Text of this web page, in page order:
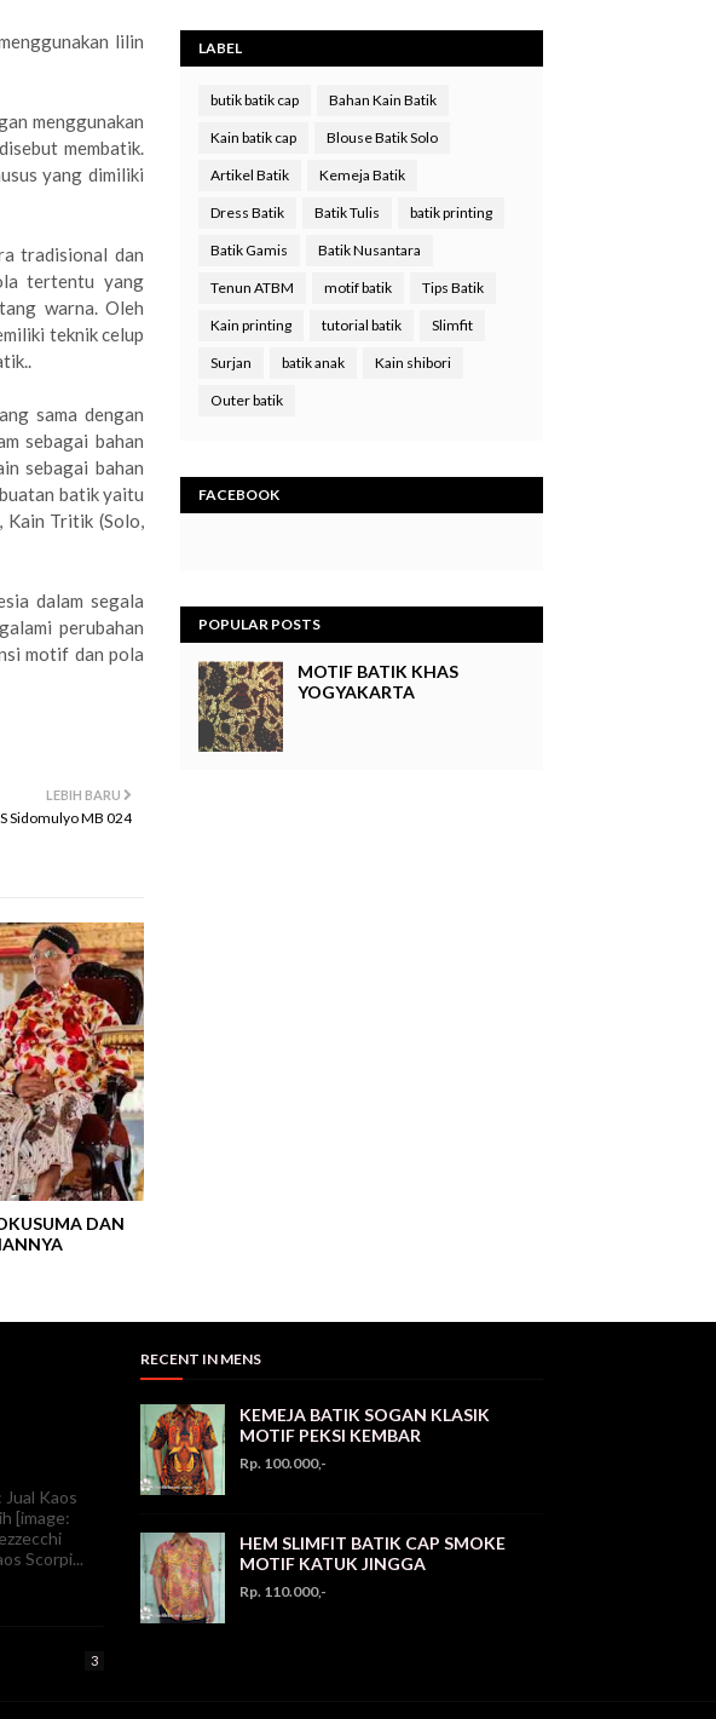
lilin
menggunakan
membatik.
yang dimiliki
tradisional dan
tertentu yang
warna. Oleh
teknik celup
sama dengan
sebagai bahan
sebagai bahan
batik yaitu
Kain Tritik (Solo,
dalam segala
perubahan
motif dan pola
LEBIH BARU
Sidomulyo MB 024
DAN
LABEL
butik batik cap Bahan Kain Batik
Kain batik cap Blouse Batik Solo
Artikel Batik Kemeja Batik
Dress Batik Batik Tulis batik printing
Batik Gamis Batik Nusantara
Tenun ATBM motif batik Tips Batik
Kain printing tutorial batik Slimfit
Surjan batik anak Kain shibori
Outer batik
FACEBOOK
POPULAR POSTS
MOTIF BATIK KHAS
YOGYAKARTA
Jual Kaos
[image:
Scorpi...
3
RECENT IN MENS
KEMEJA BATIK SOGAN KLASIK
MOTIF PEKSI KEMBAR
Rp. 100.000,-
HEM SLIMFIT BATIK CAP SMOKE
MOTIF KATUK JINGGA
Rp. 110.000,-